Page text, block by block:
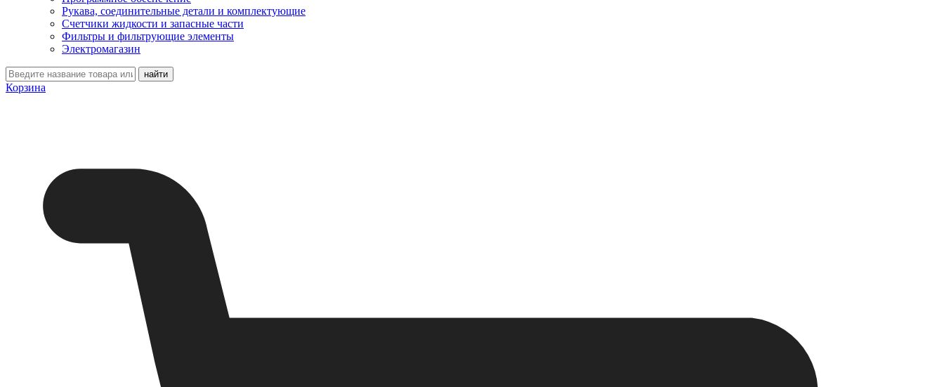
Рукава, соединительные детали и комплектующие
Счетчики жидкости и запасные части
Фильтры и фильтрующие элементы
Электромагазин
Корзина